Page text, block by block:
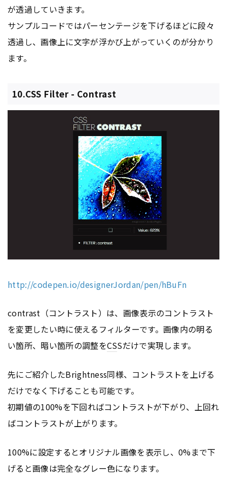
が透過していきます。
サンプルコードではパーセンテージを下げるほどに段々
透過し、画像上に文字が浮かび上がっていくのが分かり
ます。
10.CSS Filter - Contrast
http://codepen.io/designerJordan/pen/hBuFn
contrast（コントラスト）は、画像表示のコントラスト
を変更したい時に使えるフィルターです。画像内の明る
い箇所、暗い箇所の調整をCSSだけで実現します。
先にご紹介したBrightness同様、コントラストを上げる
だけでなく下げることも可能です。
初期値の100%を下回ればコントラストが下がり、上回れ
ばコントラストが上がります。
100%に設定するとオリジナル画像を表示し、0%まで下
げると画像は完全なグレー色になります。